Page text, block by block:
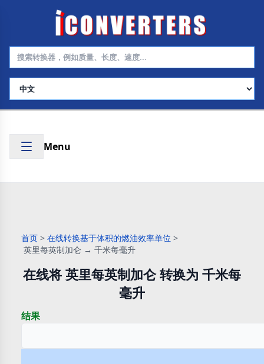
选择语言
Menu
首页 > 在线转换基于体积的燃油效率单位 >
英里每英制加仑 → 千米每毫升
在线将 英里每英制加仑 转换为 千米每
毫升
结果